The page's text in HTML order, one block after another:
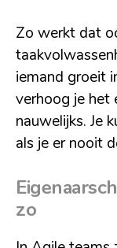
Zo werkt dat
iemand groeit
verhoog je het
nauwelijks. Je
als je er nooit
zo